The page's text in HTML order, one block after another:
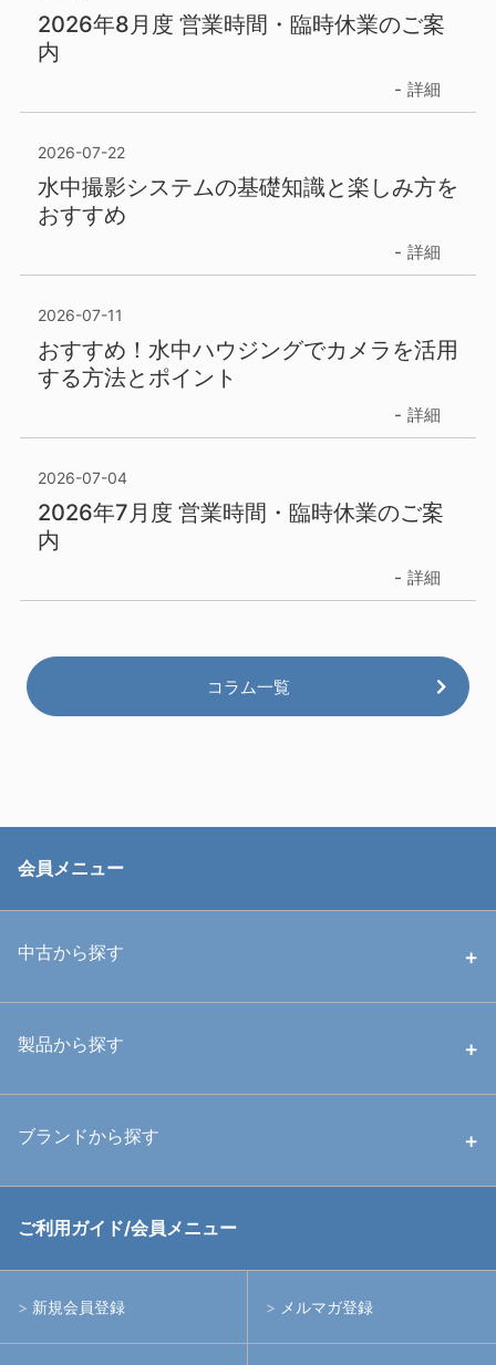
2026年8月度 営業時間・臨時休業のご案
内
詳細
2026-07-22
水中撮影システムの基礎知識と楽しみ方を
おすすめ
詳細
2026-07-11
おすすめ！水中ハウジングでカメラを活用
する方法とポイント
詳細
2026-07-04
2026年7月度 営業時間・臨時休業のご案
内
詳細
コラム一覧
会員メニュー
中古から探す
中古ハウジング
中古アームシステム
製品から探す
ハウジング
ライト
アームシステム
ブランドから探す
RGBlue
イノン
ご利用ガイド/会員メニュー
新規会員登録 メルマガ登録